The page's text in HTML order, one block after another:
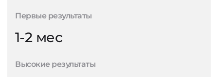
Первые результаты
1-2 мес
Высокие результаты